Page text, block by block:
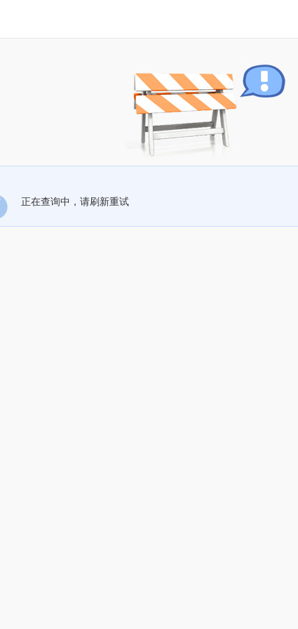
正在查询中，请刷新重试